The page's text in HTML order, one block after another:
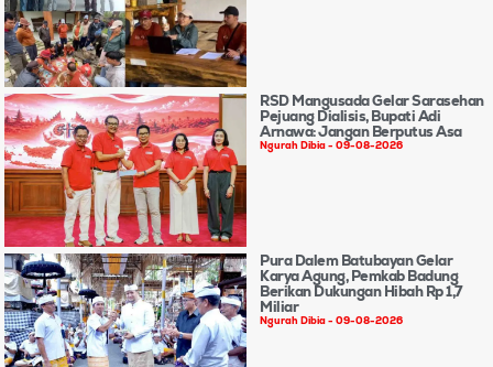
RSD Mangusada Gelar Sarasehan
Pejuang Dialisis, Bupati Adi
Arnawa: Jangan Berputus Asa
Ngurah Dibia 09-08-2026
Pura Dalem Batubayan Gelar
Karya Agung, Pemkab Badung
Berikan Dukungan Hibah Rp 1,7
Miliar
Ngurah Dibia 09-08-2026